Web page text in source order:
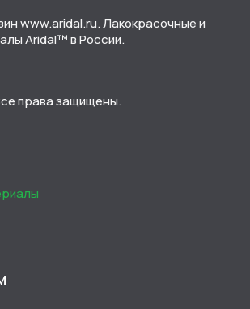
www.aridal.ru. Лакокрасочные и
Aridal™ в России.
права защищены.